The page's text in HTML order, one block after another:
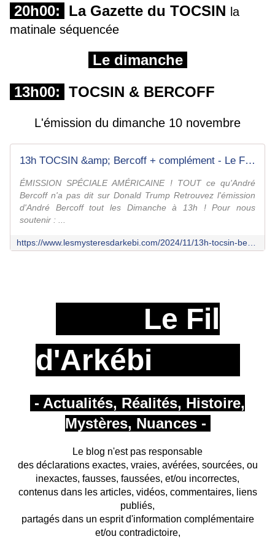
20h00:
La Gazette du TOCSIN la
matinale séquencée
Le dimanche
13h00: TOCSIN & BERCOFF
L'émission du dimanche 10 novembre
13h TOCSIN &amp; Bercoff + complément - Le Fil d'Arkébi
ÉMISSION SPÉCIALE AMÉRICAINE ! TOUT ce qu'André
Bercoff n'a pas dit sur Donald Trump Retrouvez l'émission
d'André Bercoff tout les Dimanche à 13h ! Pour nous
soutenir : ...
Le Fil
d'Arkébi
- Actualités, Réalités, Histoire,
Mystères, Nuances -
Le blog n'est pas responsable
des déclarations exactes, vraies, avérées, sourcées, ou
inexactes, fausses, faussées, et/ou incorrectes,
contenus dans les articles, vidéos, commentaires, liens
publiés,
partagés dans un esprit d'information complémentaire
et/ou contradictoire,